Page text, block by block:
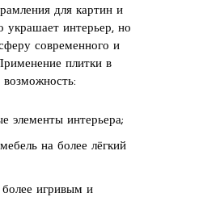
для картин и
украшает интерьер, но
современного и
плитки в
возможность:
элементы интерьера;
на более лёгкий
более игривым и